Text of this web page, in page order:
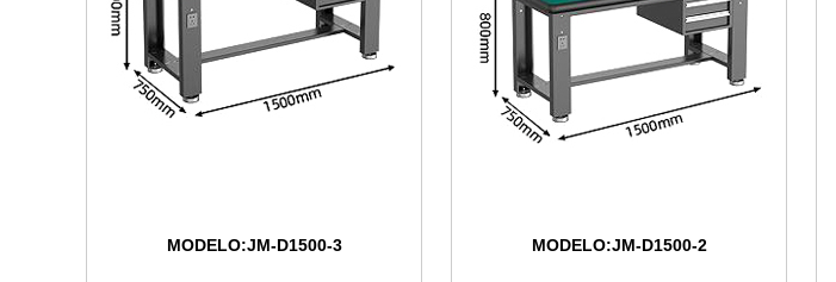
MODELO:JM-D1500-3 MODELO:JM-D1500-2